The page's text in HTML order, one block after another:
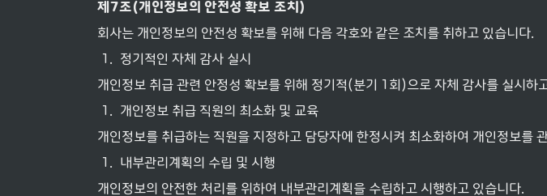
제 7조(개인정보의 안전성 확보 조치 )
회사는 개인정보의 안전성 확보를 위해 다음 각호와 같은 조치를 취하고 있습니다.
1
정기적인 자체 감사 실시
개인정보 취급 관련 안정성 확보를 위해 정기적(분기 1회)으로 자체 감사를 실시하
1
개인정보 취급 직원의 최소화 및 교육
개인정보를 취급하는 직원을 지정하고 담당자에 한정시켜 최소화하여 개인정보를
1
내부관리계획의 수립 및 시행
개인정보의 안전한 처리를 위하여 내부관리계획을 수립하고 시행하고 있습니다.